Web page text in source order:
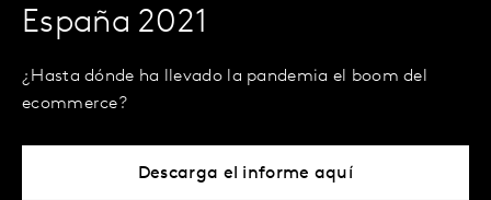
España 2021
¿Hasta dónde ha llevado la pandemia el boom del
ecommerce?
Descarga el informe aquí